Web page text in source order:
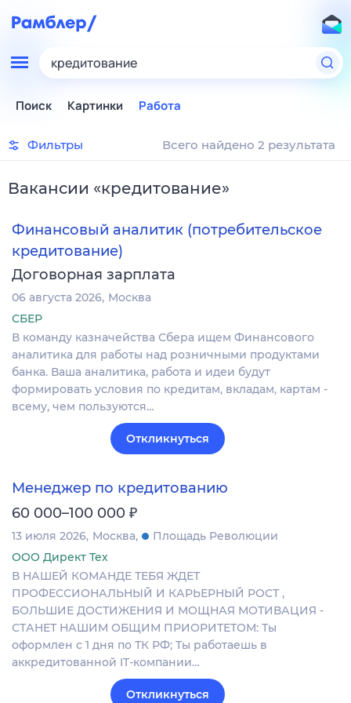
кредитование
Поиск Картинки Работа
Фильтры Всего найдено 2 результата
Вакансии «кредитование»
Финансовый аналитик (потребительское
кредитование)
Договорная зарплата
06 августа 2026 Москва
СБЕР
В команду казначейства Сбера ищем Финансового
аналитика для работы над розничными продуктами
банка. Ваша аналитика, работа и идеи будут
формировать условия по кредитам, вкладам, картам -
всему, чем пользуются…
Откликнуться
Менеджер по кредитованию
60 000–100 000 ₽
13 июля 2026 Москва
Площадь Революции
ООО Директ Тех
В НАШЕЙ КОМАНДЕ ТЕБЯ ЖДЕТ
ПРОФЕССИОНАЛЬНЫЙ И КАРЬЕРНЫЙ РОСТ ,
БОЛЬШИЕ ДОСТИЖЕНИЯ И МОЩНАЯ МОТИВАЦИЯ -
СТАНЕТ НАШИМ ОБЩИМ ПРИОРИТЕТОМ: Ты
оформлен с 1 дня по ТК РФ; Ты работаешь в
аккредитованной IT-компании…
Откликнуться